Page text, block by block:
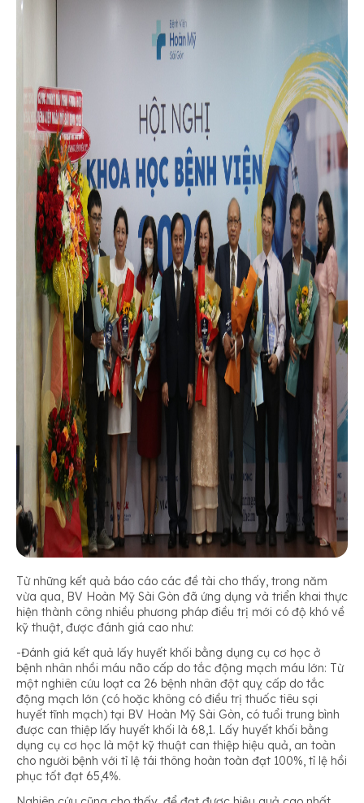
Từ những kết quả báo cáo các đề tài cho thấy, trong năm
vừa qua, BV Hoàn Mỹ Sài Gòn đã ứng dụng và triển khai thực
hiện thành công nhiều phương pháp điều trị mới có độ khó về
kỹ thuật, được đánh giá cao như:
-Đánh giá kết quả lấy huyết khối bằng dụng cụ cơ học ở
bệnh nhân nhồi máu não cấp do tắc động mạch máu lớn: Từ
một nghiên cứu loạt ca 26 bệnh nhân đột quỵ cấp do tắc
động mạch lớn (có hoặc không có điều trị thuốc tiêu sợi
huyết tĩnh mạch) tại BV Hoàn Mỹ Sài Gòn, có tuổi trung bình
được can thiệp lấy huyết khối là 68,1. Lấy huyết khối bằng
dụng cụ cơ học là một kỹ thuật can thiệp hiệu quả, an toàn
cho người bệnh với tỉ lệ tái thông hoàn toàn đạt 100%, tỉ lệ hồi
phục tốt đạt 65,4%.